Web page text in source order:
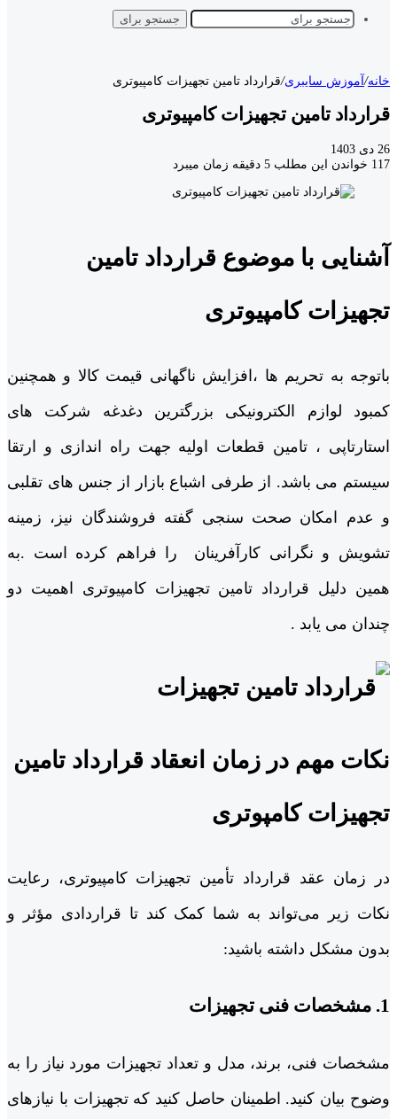
جستجو برای
خانه/آموزش سایبری/قرارداد تامین تجهیزات کامپیوتری
قرارداد تامین تجهیزات کامپیوتری
26 دی 1403
117 خواندن این مطلب 5 دقیقه زمان میبرد
آشنایی با موضوع قرارداد تامین
تجهیزات کامپیوتری
باتوجه به تحریم ها ،افزایش ناگهانی قیمت کالا و همچنین
کمبود لوازم الکترونیکی بزرگترین دغدغه شرکت های
استارتاپی ، تامین قطعات اولیه جهت راه اندازی و ارتقا
سیستم می باشد. از طرفی اشباع بازار از جنس های تقلبی
و عدم امکان صحت سنجی گفته فروشندگان نیز، زمینه
تشویش و نگرانی کارآفرینان را فراهم کرده است .به
همین دلیل قرارداد تامین تجهیزات کامپیوتری اهمیت دو
چندان می یابد .
نکات مهم در زمان انعقاد قرارداد تامین
تجهیزات کامپوتری
در زمان عقد قرارداد تأمین تجهیزات کامپیوتری، رعایت
نکات زیر می‌تواند به شما کمک کند تا قراردادی مؤثر و
بدون مشکل داشته باشید:
1. مشخصات فنی تجهیزات
مشخصات فنی، برند، مدل و تعداد تجهیزات مورد نیاز را به
وضوح بیان کنید. اطمینان حاصل کنید که تجهیزات با نیازهای